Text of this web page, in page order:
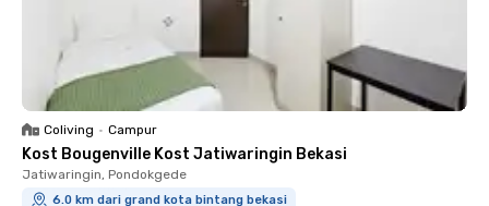
Coliving • Campur
Kost Bougenville Kost Jatiwaringin Bekasi
Jatiwaringin, Pondokgede
6.0 km dari grand kota bintang bekasi